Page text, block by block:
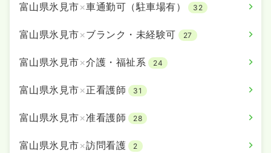
富山県氷見市×車通勤可（駐車場有） 32
富山県氷見市×ブランク・未経験可 27
富山県氷見市×介護・福祉系 24
富山県氷見市×正看護師 31
富山県氷見市×准看護師 28
富山県氷見市×訪問看護 2